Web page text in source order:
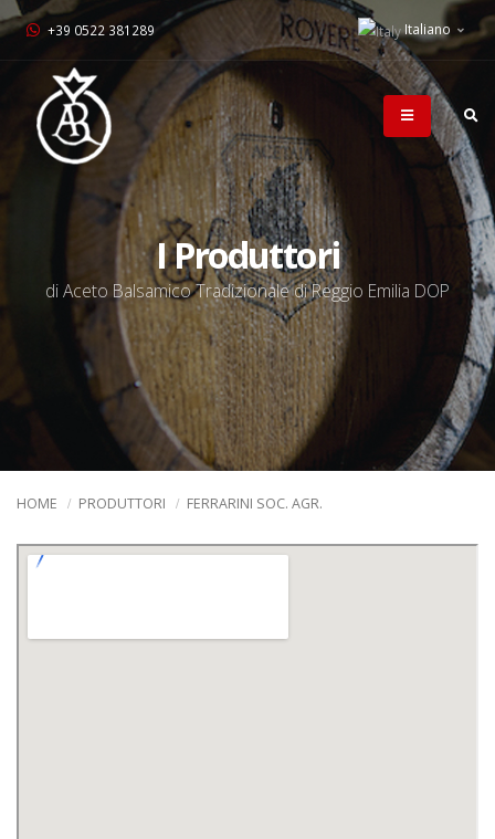
+39 0522 381289 Italiano
I Produttori
di Aceto Balsamico Tradizionale di Reggio Emilia DOP
HOME PRODUTTORI FERRARINI SOC. AGR.